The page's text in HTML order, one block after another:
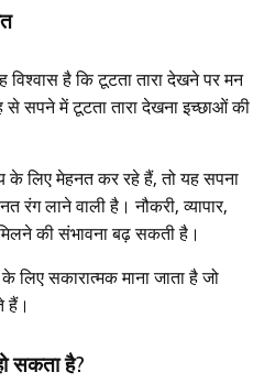
है कि टूटता तारा देखने पर मन
से सपने में टूटता तारा देखना इच्छाओं की
लिए मेहनत कर रहे हैं, तो यह सपना
लाने वाली है। नौकरी, व्यापार,
की संभावना बढ़ सकती है।
लिए सकारात्मक माना जाता है जो
हैं।
सकता है?